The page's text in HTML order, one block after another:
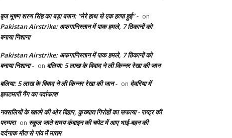
बृज भूषण शरण सिंह का बड़ा बयान: “मेरे हाथ से एक हत्या हुई” - on
Pakistan Airstrike: अफगानिस्तान में पाक हमले, 7 ठिकानों को
बनाया निशाना
Pakistan Airstrike: अफगानिस्तान में पाक हमले, 7 ठिकानों को
बनाया निशाना - on बलिया: 5 लाख के विवाद ने ली किन्नर रेखा की जान
बलिया: 5 लाख के विवाद ने ली किन्नर रेखा की जान - on देवरिया में
झपटमारी गैंग का पर्दाफाश
नक्सलियों के खात्मे की ओर बिहार, कुख्यात गिरोहों का सफाया - राष्ट्र की
परम्परा on स्कूल जाते समय कंबाइन की चपेट में आए भाई-बहन की
दर्दनाक मौत से गांव में मातम